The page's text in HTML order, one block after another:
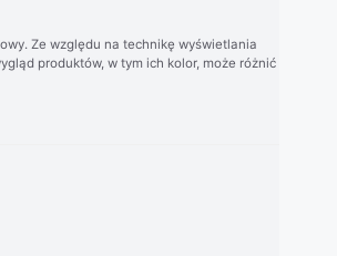
Ze względu na technikę wyświetlania
produktów, w tym ich kolor, może różnić